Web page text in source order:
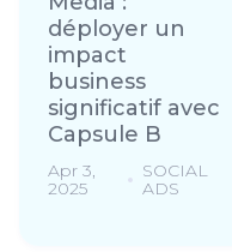
déployer un
impact
business
significatif avec
Capsule B
Apr 3,
2025
SOCIAL
ADS